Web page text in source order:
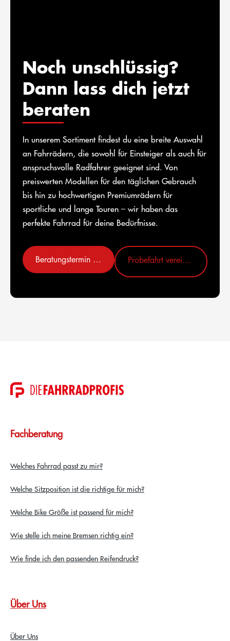
Noch unschlüssig?
Dann lass dich jetzt
beraten
In unserem Sortiment findest du eine breite Auswahl
an Fahrrädern, die sowohl für Einsteiger als auch für
anspruchsvolle Radfahrer geeignet sind. Von
preiswerten Modellen für den täglichen Gebrauch
bis hin zu hochwertigen Premiumrädern für
sportliche und lange Touren – wir haben das
perfekte Fahrrad für deine Bedürfnisse.
Beratungstermin vereinbaren Probefahrt vereinbaren
Fachberatung
Welches Fahrrad passt zu mir?
Welche Sitzposition ist die richtige für mich?
Welche Bike Größe ist passend für mich?
Wie stelle ich meine Bremsen richtig ein?
Wie finde ich den passenden Reifendruck?
Über Uns
Über Uns